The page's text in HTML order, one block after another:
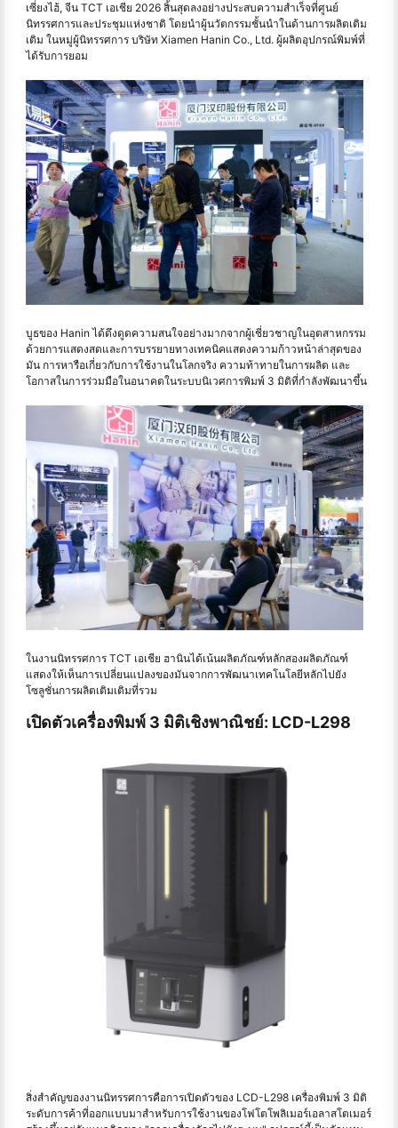
เซี่ยงไฮ้, จีน TCT เอเชีย 2026 สิ้นสุดลงอย่างประสบความสำเร็จที่ศูนย์
นิทรรศการและประชุมแห่งชาติ โดยนําผู้นวัตกรรมชั้นนำในด้านการผลิตเติม
เติม ในหมู่ผู้นิทรรศการ บริษัท Xiamen Hanin Co., Ltd. ผู้ผลิตอุปกรณ์พิมพ์ที่
ได้รับการยอม
บูธของ Hanin ได้ดึงดูดความสนใจอย่างมากจากผู้เชี่ยวชาญในอุตสาหกรรม
ด้วยการแสดงสดและการบรรยายทางเทคนิคแสดงความก้าวหน้าล่าสุดของ
มัน การหารือเกี่ยวกับการใช้งานในโลกจริง ความท้าทายในการผลิต และ
โอกาสในการร่วมมือในอนาคตในระบบนิเวศการพิมพ์ 3 มิติที่กําลังพัฒนาขึ้น
ในงานนิทรรศการ TCT เอเชีย ฮานินได้เน้นผลิตภัณฑ์หลักสองผลิตภัณฑ์
แสดงให้เห็นการเปลี่ยนแปลงของมันจากการพัฒนาเทคโนโลยีหลักไปยัง
โซลูชั่นการผลิตเติมเติมที่รวม
เปิดตัวเครื่องพิมพ์ 3 มิติเชิงพาณิชย์: LCD-L298
สิ่งสำคัญของงานนิทรรศการคือการเปิดตัวของ LCD-L298 เครื่องพิมพ์ 3 มิติ
ระดับการค้าที่ออกแบบมาสําหรับการใช้งานของโฟโตโพลิเมอร์เอลาสโตเมอร์